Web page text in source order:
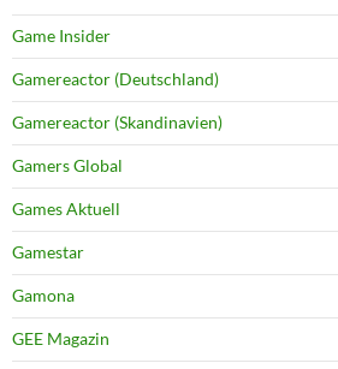
Game Insider
Gamereactor (Deutschland)
Gamereactor (Skandinavien)
Gamers Global
Games Aktuell
Gamestar
Gamona
GEE Magazin